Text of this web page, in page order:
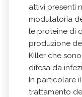
attivi presenti
modulatoria
le proteine di
produzione
Killer che
difesa da
In particolare
trattamento